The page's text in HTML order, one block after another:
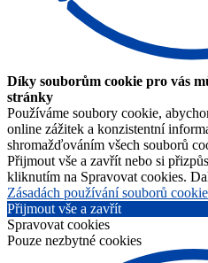
Díky souborům cookie pro vás
stránky
Používáme soubory cookie,
online zážitek a konzistentní
shromažďováním všech souborů
Přijmout vše a zavřít nebo si
kliknutím na Spravovat cookies.
Zásadách používání souborů
Přijmout vše a zavřít
Spravovat cookies
Pouze nezbytné cookies